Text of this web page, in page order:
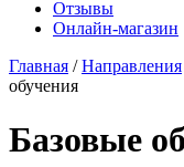
Отзывы
Онлайн-магазин
Главная /Направления
обучения
Базовые